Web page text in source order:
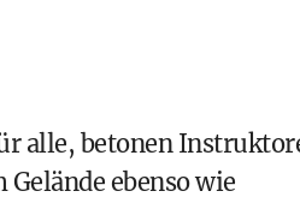
alle, betonen
ebenso wie